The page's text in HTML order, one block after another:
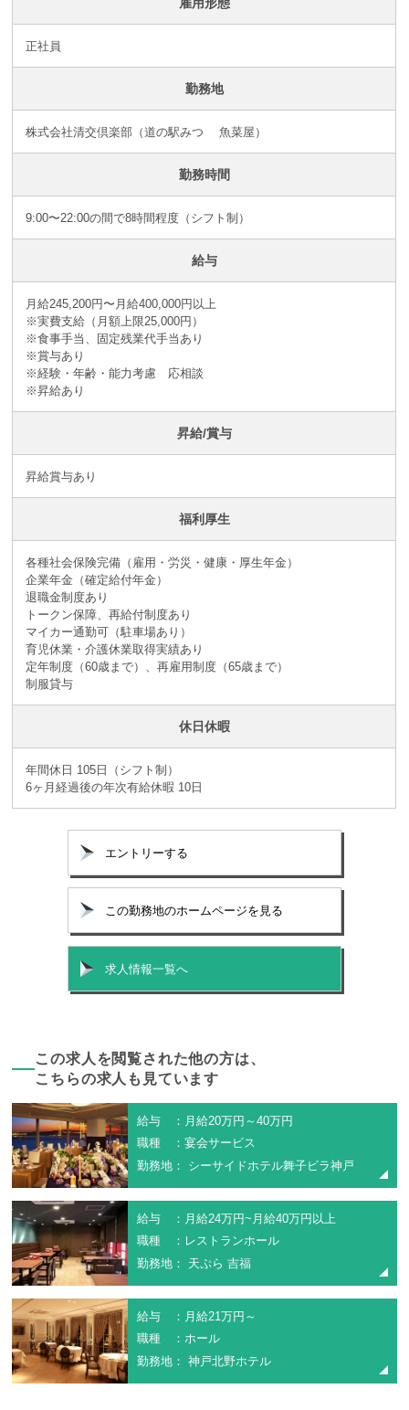
正社員
勤務地
株式会社清交倶楽部（道の駅みつ 魚菜屋）
勤務時間
9:00〜22:00の間で8時間程度（シフト制）
給与
月給245,200円〜月給400,000円以上
※実費支給（月額上限25,000円）
※食事手当、固定残業代手当あり
※賞与あり
※経験・年齢・能力考慮 応相談
※昇給あり
昇給/賞与
昇給賞与あり
福利厚生
各種社会保険完備（雇用・労災・健康・厚生年金）
企業年金（確定給付年金）
退職金制度あり
トークン保障、再給付制度あり
マイカー通勤可（駐車場あり）
育児休業・介護休業取得実績あり
定年制度（60歳まで）、再雇用制度（65歳まで）
制服貸与
休日休暇
年間休日 105日（シフト制）
6ヶ月経過後の年次有給休暇 10日
エントリーする
この勤務地のホームページを見る
求人情報一覧へ
この求人を閲覧された他の方は、
こちらの求人も見ています
給与 ：月給20万円～40万円
職種 ：宴会サービス
勤務地： シーサイドホテル舞子ビラ神戸
給与 ：月給24万円~月給40万円以上
職種 ：レストランホール
勤務地： 天ぷら 吉福
給与 ：月給21万円～
職種 ：ホール
勤務地： 神戸北野ホテル